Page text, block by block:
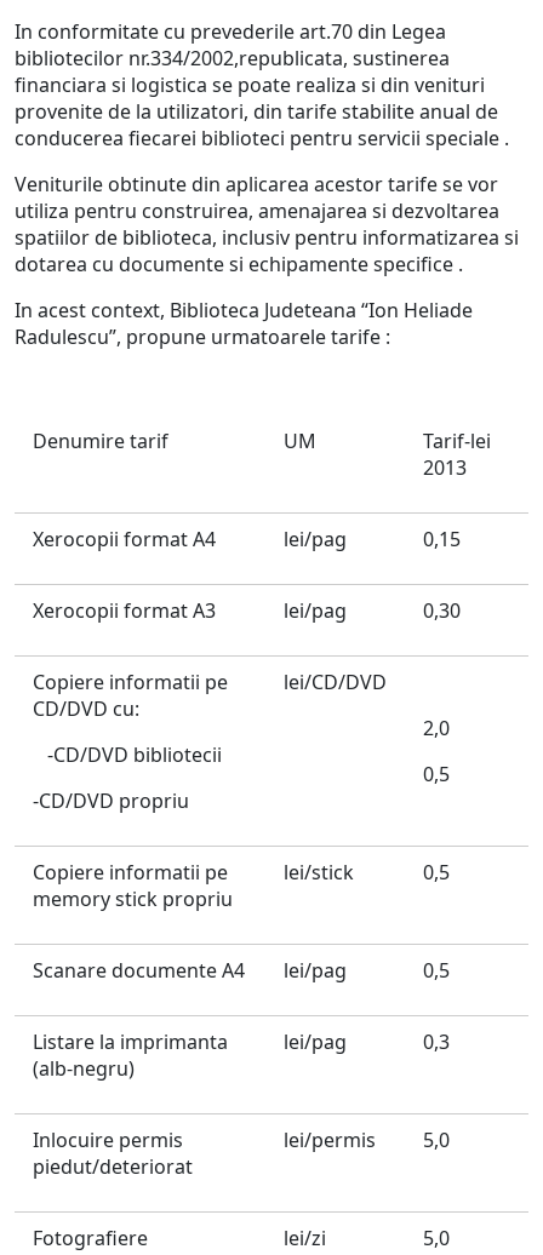
In conformitate cu prevederile art.70 din Legea
bibliotecilor nr.334/2002,republicata, sustinerea
financiara si logistica se poate realiza si din venituri
provenite de la utilizatori, din tarife stabilite anual de
conducerea fiecarei biblioteci pentru servicii speciale .
Veniturile obtinute din aplicarea acestor tarife se vor
utiliza pentru construirea, amenajarea si dezvoltarea
spatiilor de biblioteca, inclusiv pentru informatizarea si
dotarea cu documente si echipamente specifice .
In acest context, Biblioteca Judeteana “Ion Heliade
Radulescu”, propune urmatoarele tarife :
Denumire tarif UM
Tarif-lei
2013
Xerocopii format A4 lei/pag 0,15
Xerocopii format A3 lei/pag 0,30
Copiere informatii pe
CD/DVD cu:
-CD/DVD bibliotecii
-CD/DVD propriu
lei/CD/DVD
2,0
0,5
Copiere informatii pe
memory stick propriu
lei/stick 0,5
Scanare documente A4 lei/pag 0,5
Listare la imprimanta
(alb-negru)
lei/pag 0,3
Inlocuire permis
piedut/deteriorat
lei/permis 5,0
Fotografiere
lei/zi 5,0